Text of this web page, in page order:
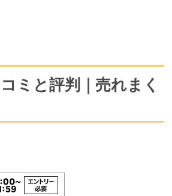
ミと評判｜売れまく